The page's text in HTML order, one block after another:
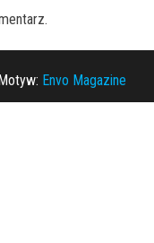
Envo Magazine